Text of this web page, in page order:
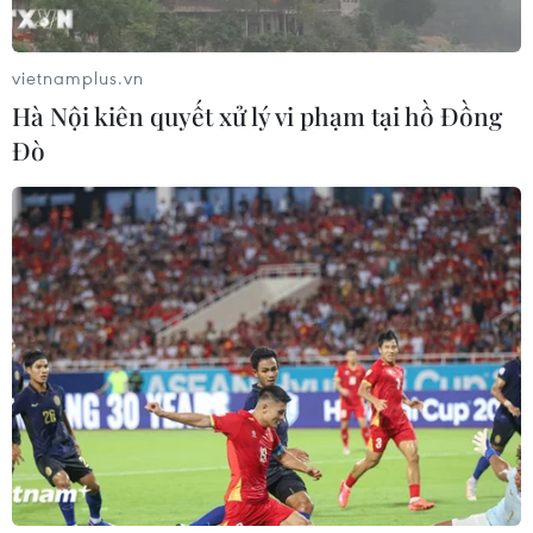
công lý, sẻ chia nỗi đau
08/08/2026 03:28
Vĩnh Long: Còn thông tin là còn tìm
08/08/2026 03:23
Kết luận số 75-KL/TW: Cà Mau chủ
động thích ứng với biến đổi khí hậu
08/08/2026 02:53
Hà Nội sắp xếp trường học - cuộc
chuyển đổi về tư duy quản trị giáo
vietnamplus.vn
Hà Nội kiên quyết xử lý vi phạm tại hồ Đồng
Đò